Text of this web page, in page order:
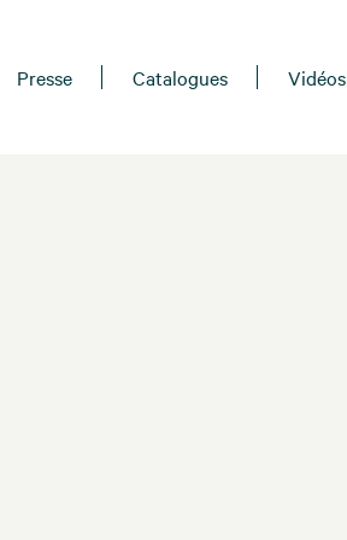
Presse Catalogues Vidéos